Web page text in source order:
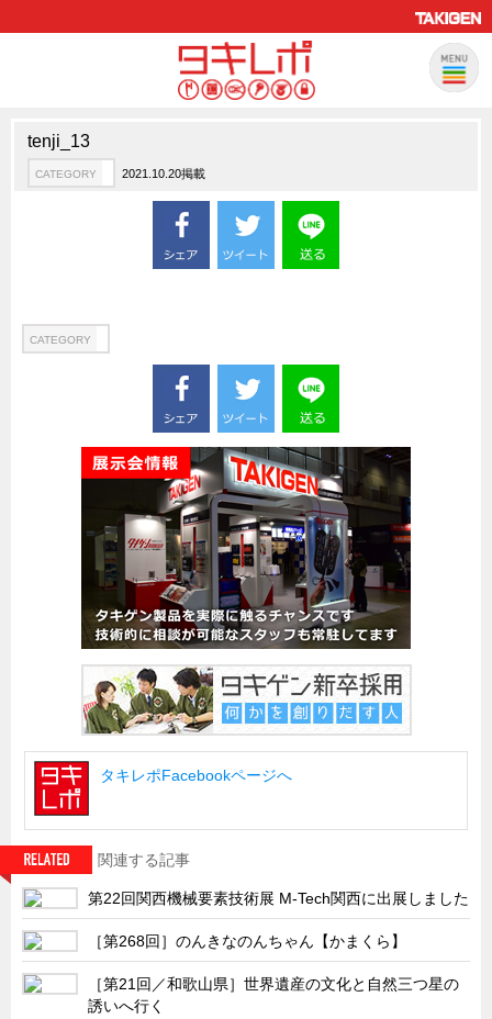
CATEGORY
新製品ロケットニュース
ハイセキュリティ錠前TAKシリーズ
CFRP（炭素繊維強化プラスチック）
ソリューション
船舶・港湾設備
試作・特注品の事例集
SDGs配慮・脱炭素
省力化製品
配電盤・分電盤・キュービクル
医療・福祉・介護関連
ロボット・自動化装置関連
二次電池関連
EV・PHEV充電器関連
再生可能エネルギー
農業関連
半導体製造装置関連
共同溝・無電柱化関連
サーバーラック・エンクロジャー
tenji_13
CATEGORY 2021.10.20掲載
CATEGORY
タキレポFacebookページへ
関連する記事
第22回関西機械要素技術展 M-Tech関西に出展しました
［第268回］のんきなのんちゃん【かまくら】
［第21回／和歌山県］世界遺産の文化と自然三つ星の
誘いへ行く